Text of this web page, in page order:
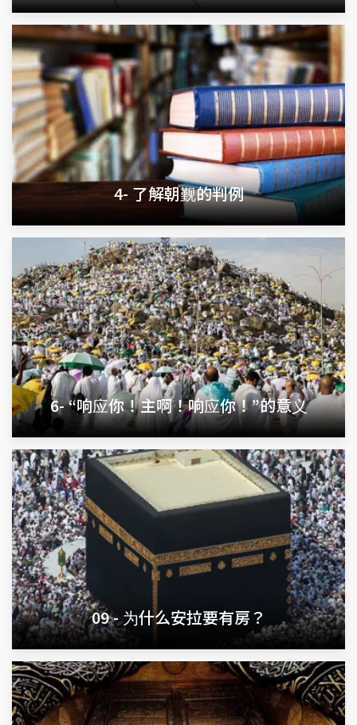
4- 了解朝觐的判例
6- “响应你！主啊！响应你！”的意义
09 - 为什么安拉要有房？